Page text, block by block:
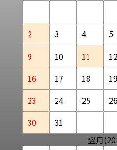
2
3 4 5
9
10 11 12
16
17 18 19
23
24 25 26
30
31
翌月